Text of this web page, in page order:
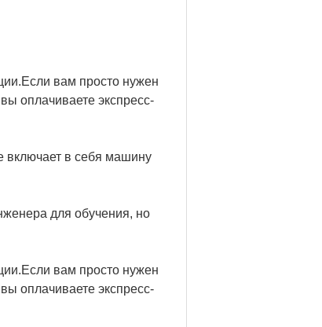
вам просто нужен
оплачиваете экспресс-
включает в себя машину
для обучения, но
вам просто нужен
оплачиваете экспресс-